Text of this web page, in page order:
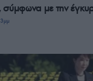
σύμφωνα με την